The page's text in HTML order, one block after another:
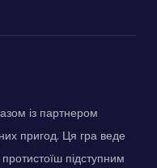
із партнером
пригод. Ця гра веде
підступним